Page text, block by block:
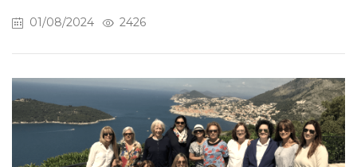
01/08/2024 2426